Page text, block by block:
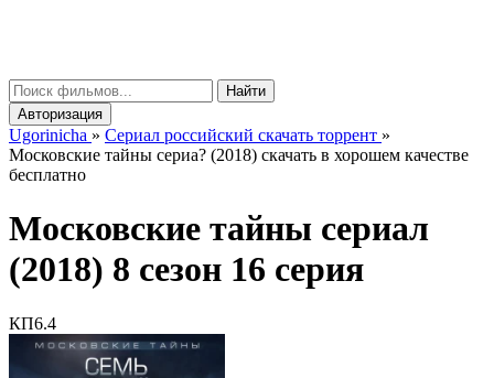
Найти
Авторизация
Ugorinicha » Сериал российский скачать торрент »
Московские тайны сериа? (2018) скачать в хорошем качестве
бесплатно
Московские тайны сериал
(2018) 8 сезон 16 серия
КП6.4